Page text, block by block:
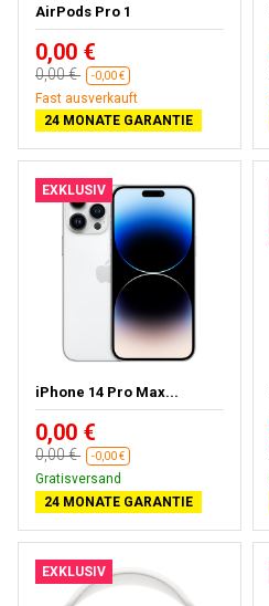
AirPods Pro 1
0,00 €
0,00 € -0,00 €
Fast ausverkauft
24 MONATE GARANTIE
EXKLUSIV
iPhone 14 Pro Max...
0,00 €
0,00 € -0,00 €
Gratisversand
24 MONATE GARANTIE
EXKLUSIV